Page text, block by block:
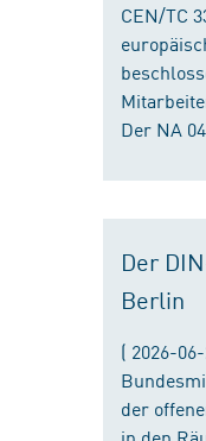
CEN/TC
Der NA
Der
Berlin
( 2026-
der